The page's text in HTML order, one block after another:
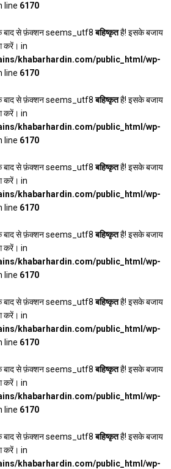
line 6170
बाद से फ़ंक्शन seems_utf8बहिष्कृतहै! इसके बजाय
करें। in
khabarhardin.com/public_html/wp-
line 6170
बाद से फ़ंक्शन seems_utf8बहिष्कृतहै! इसके बजाय
करें। in
khabarhardin.com/public_html/wp-
line 6170
बाद से फ़ंक्शन seems_utf8बहिष्कृतहै! इसके बजाय
करें। in
khabarhardin.com/public_html/wp-
line 6170
बाद से फ़ंक्शन seems_utf8बहिष्कृतहै! इसके बजाय
करें। in
khabarhardin.com/public_html/wp-
line 6170
बाद से फ़ंक्शन seems_utf8बहिष्कृतहै! इसके बजाय
करें। in
khabarhardin.com/public_html/wp-
line 6170
बाद से फ़ंक्शन seems_utf8बहिष्कृतहै! इसके बजाय
करें। in
khabarhardin.com/public_html/wp-
line 6170
बाद से फ़ंक्शन seems_utf8बहिष्कृतहै! इसके बजाय
करें। in
khabarhardin.com/public_html/wp-